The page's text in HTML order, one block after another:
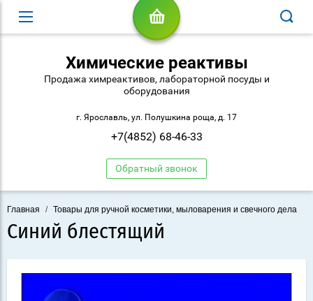
Химические реактивы
Продажа химреактивов, лабораторной посуды и
оборудования
г. Ярославль, ул. Полушкина роща, д. 17
+7(4852) 68-46-33
Обратный звонок
Главная / Товары для ручной косметики, мыловарения и свечного дела
Синий блестящий